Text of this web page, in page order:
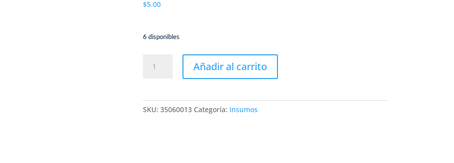
$5.00
6 disponibles
M11
138°/ESTANO
PASTA
Añadir al carrito
SKU: 35060013 Categoría: Insumos